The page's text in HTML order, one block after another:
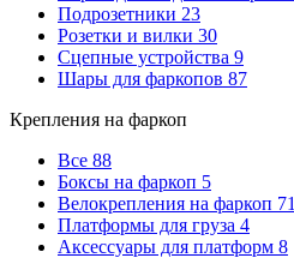
Подрозетники 23
Розетки и вилки 30
Сцепные устройства 9
Шары для фаркопов 87
Крепления на фаркоп
Все 88
Боксы на фаркоп 5
Велокрепления на фаркоп 71
Платформы для груза 4
Аксессуары для платформ 8